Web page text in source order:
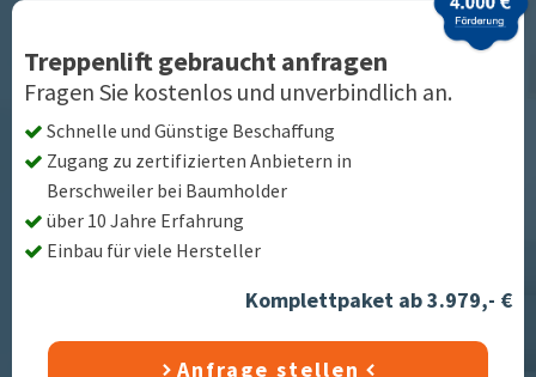
Treppenlift gebraucht anfragen
Fragen Sie kostenlos und unverbindlich an.
Schnelle und Günstige Beschaffung
Zugang zu zertifizierten Anbietern in
Berschweiler bei Baumholder
über 10 Jahre Erfahrung
Einbau für viele Hersteller
Komplettpaket ab 3.979,- €
Anfrage stellen